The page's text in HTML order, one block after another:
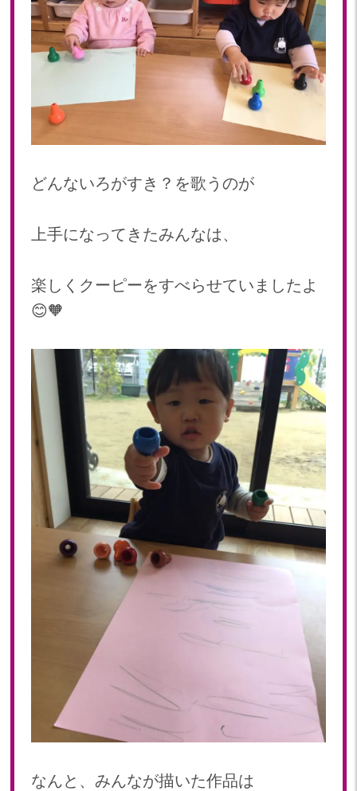
どんないろがすき？を歌うのが
上手になってきたみんなは、
楽しくクーピーをすべらせていましたよ
😊🧡
なんと、みんなが描いた作品は